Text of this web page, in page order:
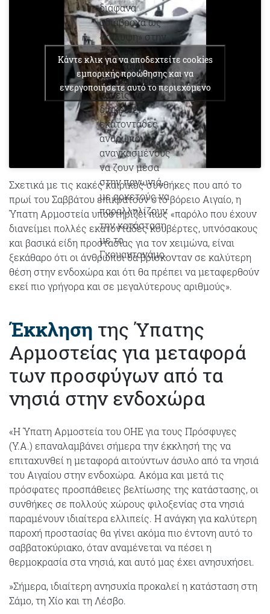
διάφανα
αδιάβροχα ως
«κάλυψη» στην
πρωτοφανή
κακοκαιρία. Στο
βίντεο μπορεί
κανείς να
διακρίνει
εκατοντάδες
ανθρώπους,
αναγκασμένους
να ζουν μέσα
στην παγωνιά,
με αρκετούς να
παραλληλίζουν
την κατάσταση
με το
Γκουαντανάμο.
Κάντε κλικ για να αποδεχτείτε cookies
εμπορικής προώθησης και να
ενεργοποιήσετε αυτό το περιεχόμενο
Σχετικά με τις κακές καιρικές συνθήκες που από το
πρωί του Σαββάτου επικρατούν στο βόρειο Αιγαίο, η
Ύπατη Αρμοστεία υποστηρίζει πως «παρόλο που έχουν
διανείμει πολλές εκατοντάδες κουβέρτες, υπνόσακους
και βασικά είδη προστασίας για τον χειμώνα, είναι
ξεκάθαρο ότι οι άνθρωποι θα βρίσκονταν σε καλύτερη
θέση στην ενδοχώρα και ότι θα πρέπει να μεταφερθούν
εκεί πιο γρήγορα και σε μεγαλύτερους αριθμούς».
Έκκληση της Ύπατης
Αρμοστείας για μεταφορά
των προσφύγων από τα
νησιά στην ενδοχώρα
«Η Ύπατη Αρμοστεία του ΟΗΕ για τους Πρόσφυγες
(Υ.Α.) επαναλαμβάνει σήμερα την έκκλησή της να
επιταχυνθεί η μεταφορά αιτούντων άσυλο από τα νησιά
του Αιγαίου στην ενδοχώρα. Ακόμα και μετά τις
πρόσφατες προσπάθειες βελτίωσης της κατάστασης, οι
συνθήκες σε πολλούς χώρους φιλοξενίας στα νησιά
παραμένουν ιδιαίτερα ελλιπείς. Η ανάγκη για καλύτερη
παροχή προστασίας θα γίνει ακόμα πιο έντονη αυτό το
σαββατοκύριακο, όταν αναμένεται να πέσει η
θερμοκρασία στα νησιά, και αυτό μας έχει ανησυχήσει.
»Σήμερα, ιδιαίτερη ανησυχία προκαλεί η κατάσταση στη
Σάμο, τη Χίο και τη Λέσβο.